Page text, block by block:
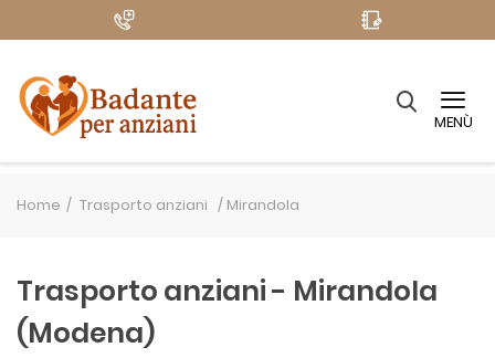
MENÙ
Home Trasporto anziani / Mirandola
Trasporto anziani - Mirandola
(Modena)